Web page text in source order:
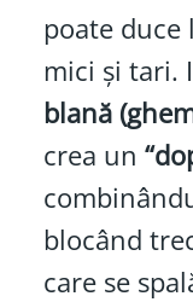
poate duce
mici și tari.
blană
crea un
blocând
care se